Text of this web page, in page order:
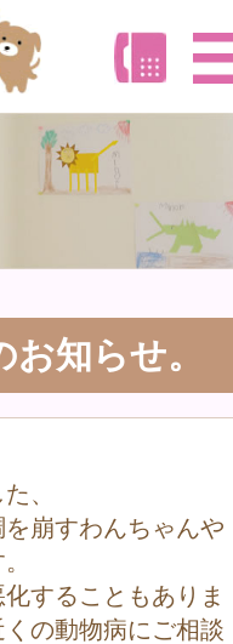
知らせ。
、
崩すわんちゃんや
することもありま
の動物病にご相談